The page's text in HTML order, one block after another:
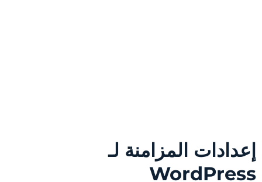
إعدادات المزامنة لـ
WordPress